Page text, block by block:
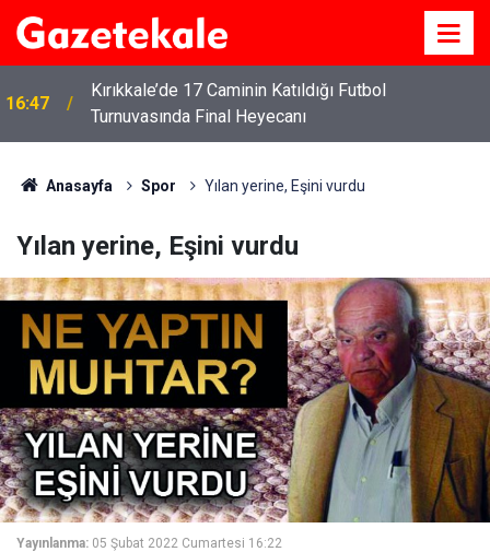
16:47
Kırıkkale’de 17 Caminin Katıldığı Futbol
Turnuvasında Final Heyecanı
Anasayfa Spor Yılan yerine, Eşini vurdu
Yılan yerine, Eşini vurdu
Yayınlanma: 05 Şubat 2022 Cumartesi 16:22